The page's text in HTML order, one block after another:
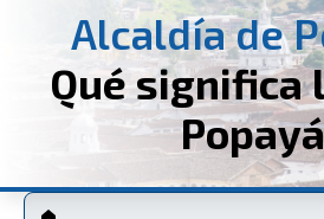
Alcaldía de
Qué significa